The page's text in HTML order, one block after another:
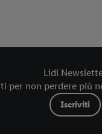
Lidl
per non perdere più
Iscriviti